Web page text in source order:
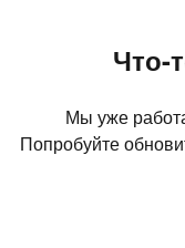
Что-
Мы уже
Попробуйте